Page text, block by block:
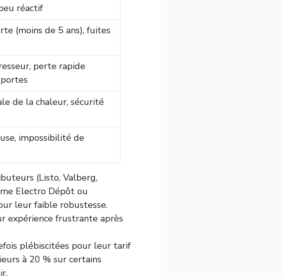
réactif
(moins de 5 ans), fuites
perte rapide
de la chaleur, sécurité
impossibilité de
(Listo, Valberg,
Electro Dépôt ou
leur faible robustesse.
expérience frustrante après
plébiscitées pour leur tarif
à 20 % sur certains